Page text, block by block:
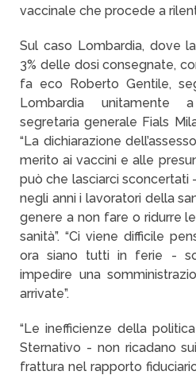
vaccinale che procede a
Sul caso Lombardia, dove
3% delle dosi consegnate,
fa eco Roberto Gentile,
Lombardia unitamente
segretaria generale Fials
“La dichiarazione
merito ai vaccini e alle
può che lasciarci sconcertati
negli anni i lavoratori della
genere a non fare o ridurre
sanità”. “Ci viene difficile
ora siano tutti in ferie -
impedire una
arrivate”.
“Le inefficienze della
Sternativo - non ricadano
frattura nel rapporto